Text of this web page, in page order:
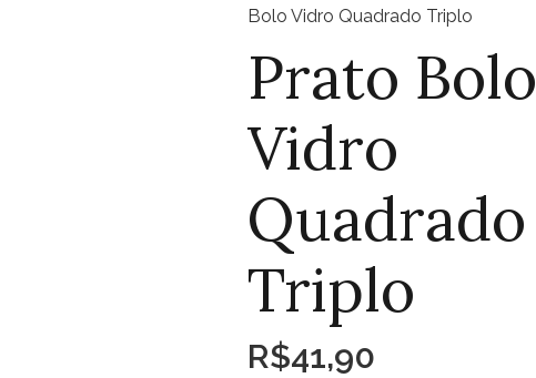
Bolo Vidro Quadrado Triplo
Prato Bolo
Vidro
Quadrado
Triplo
R$41,90